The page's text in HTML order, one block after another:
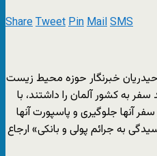
ShareTweetPinMailSMS
حیدریان خبرنگار حوزه محیط زیست
به کشور آلمان را داشتند، با
آنها جلوگیری و پاسپورت آنها
به جرائم پولی و بانکی» ارجاع